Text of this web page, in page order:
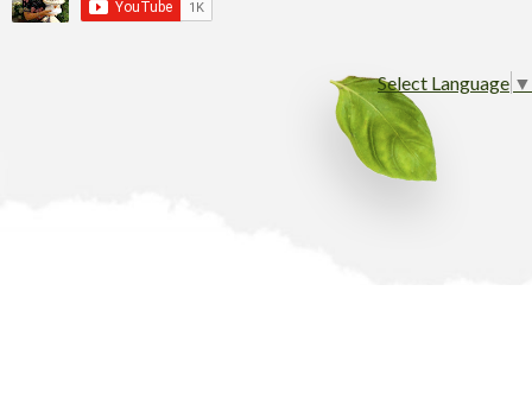
Select Language ▼